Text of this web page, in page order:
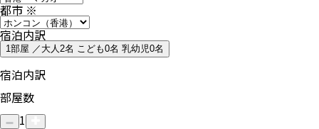
都市※
宿泊内訳
1部屋 ／大人2名 こども0名 乳幼児0名
宿泊内訳
部屋数
1